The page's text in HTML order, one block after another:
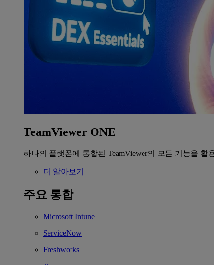
TeamViewer ONE
하나의 플랫폼에 통합된 TeamViewer의 모든 기능을 활
더 알아보기
주요 통합
Microsoft Intune
ServiceNow
Freshworks